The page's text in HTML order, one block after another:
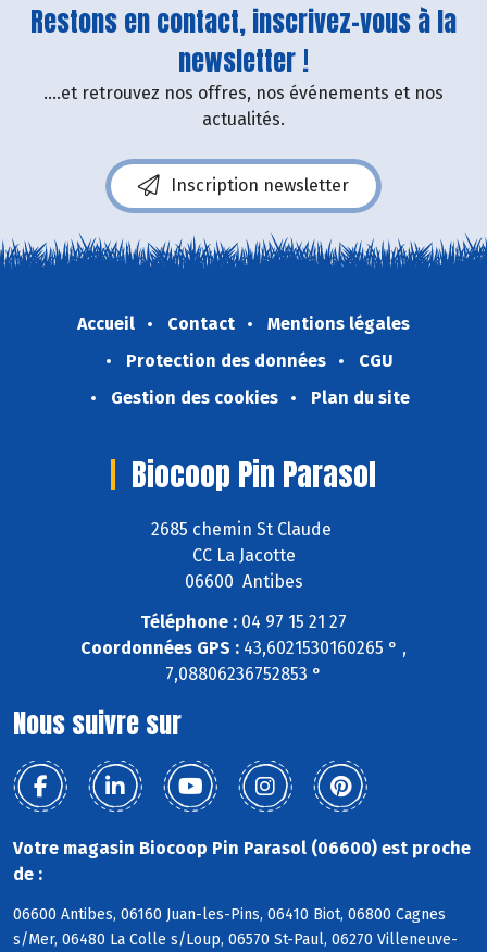
Restons en contact, inscrivez-vous à la
newsletter !
....et retrouvez nos offres, nos événements et nos
actualités.
Inscription newsletter
Accueil Contact
Mentions légales
Protection des données
CGU
Gestion des cookies
Plan du site
Biocoop Pin Parasol
2685 chemin St Claude
CC La Jacotte
06600 Antibes
Téléphone : 04 97 15 21 27
Coordonnées GPS : 43,6021530160265 ° ,
7,08806236752853 °
Nous suivre sur
Votre magasin Biocoop Pin Parasol (06600) est proche
de :
06600 Antibes, 06160 Juan-les-Pins, 06410 Biot, 06800 Cagnes
s/Mer, 06480 La Colle s/Loup, 06570 St-Paul, 06270 Villeneuve-